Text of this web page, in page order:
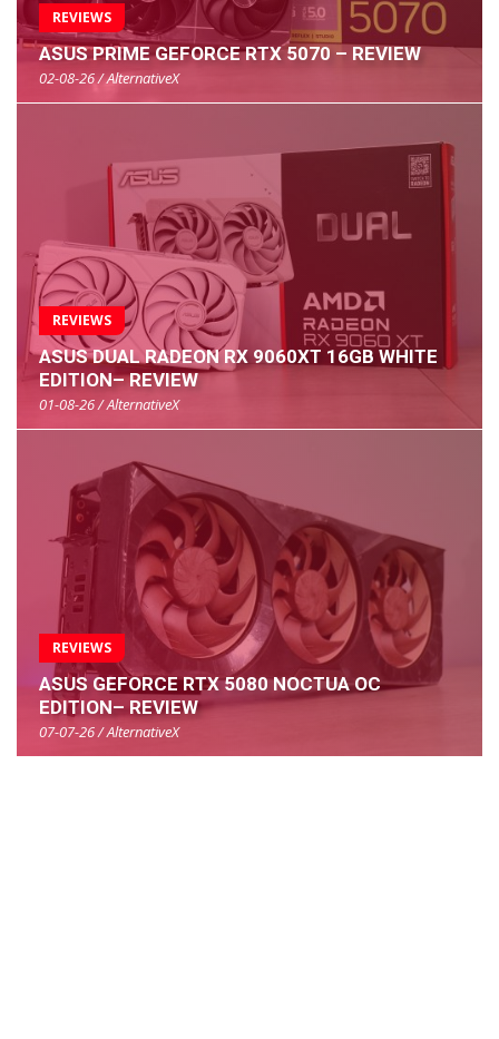
REVIEWS
ASUS PRIME GEFORCE RTX 5070 – REVIEW
02-08-26 / AlternativeX
REVIEWS
ASUS DUAL RADEON RX 9060XT 16GB WHITE
EDITION– REVIEW
01-08-26 / AlternativeX
REVIEWS
ASUS GEFORCE RTX 5080 NOCTUA OC
EDITION– REVIEW
07-07-26 / AlternativeX